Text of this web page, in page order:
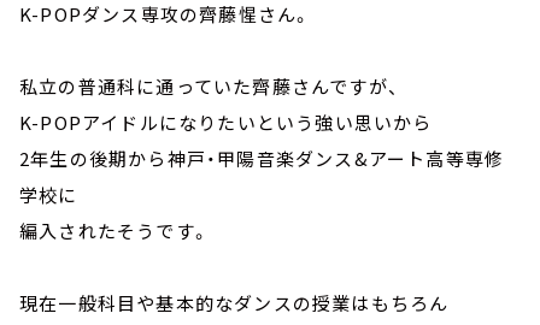
K-POPダンス専攻の齊藤惺さん。
私立の普通科に通っていた齊藤さんですが、
K-POPアイドルになりたいという強い思いから
2年生の後期から神戸・甲陽音楽ダンス&アート高等専修
学校に
編入されたそうです。
現在一般科目や基本的なダンスの授業はもちろん